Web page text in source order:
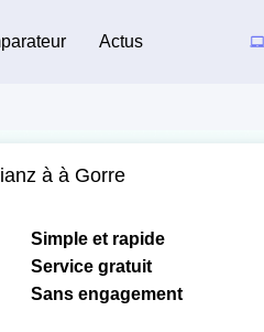
Actus
à à Gorre
Simple et rapide
Service gratuit
Sans engagement